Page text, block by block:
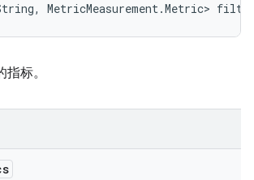
MetricMeasurement.Metric>
标。